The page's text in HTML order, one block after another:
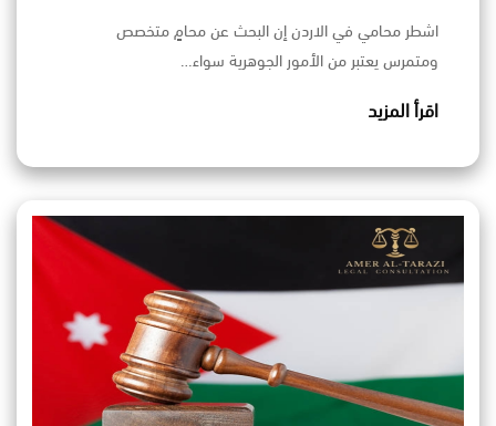
اشطر محامي في الاردن إن البحث عن محامٍ متخصص
ومتمرس يعتبر من الأمور الجوهرية سواء…
اقرأ المزيد